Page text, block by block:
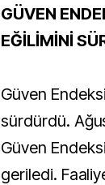
GÜVEN
EĞİLİMİNİ
Güven
sürdürdü.
Güven
geriledi.